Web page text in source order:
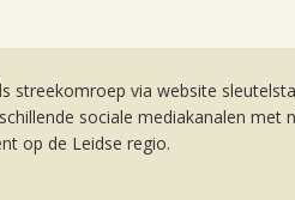
streekomroep via website
sociale mediakanalen met
op de Leidse regio.